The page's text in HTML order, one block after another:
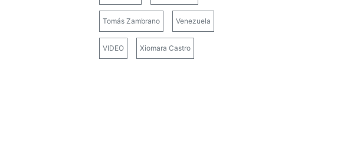
Tomás Zambrano Venezuela
VIDEO Xiomara Castro